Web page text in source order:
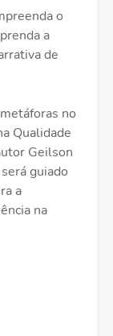
o
a
de
no
Qualidade
Geilson
guiado
a
na